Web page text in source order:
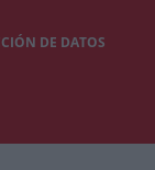
DE DATOS